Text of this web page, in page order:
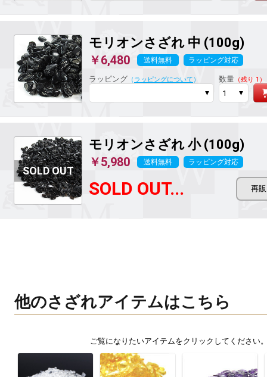
モリオンさざれ 中 (100g)
￥6,480 送料無料 ラッピング対応
ラッピング （ ラッピングについて ） 数量（残り 1）
モリオンさざれ 小 (100g)
￥5,980 送料無料 ラッピング対応
SOLD OUT...
他のさざれアイテムはこちら